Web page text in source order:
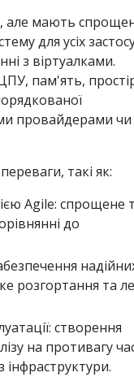
але мають
для усіх
з віртуалками.
пам'ять,
провайдерами чи
такі як:
Agile: спрощене
до
розгортання та
створення
на противагу
інфраструктури.